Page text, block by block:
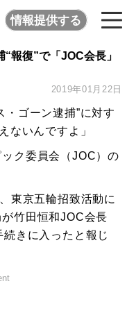
情報提供する
報復”で「JOC会長」
2019年01月22日
・ゴーン逮捕”に対す
ないんですよ」
ク委員会（JOC）の
東京五輪招致活動に
竹田恒和JOC会長
続きに入ったと報じ